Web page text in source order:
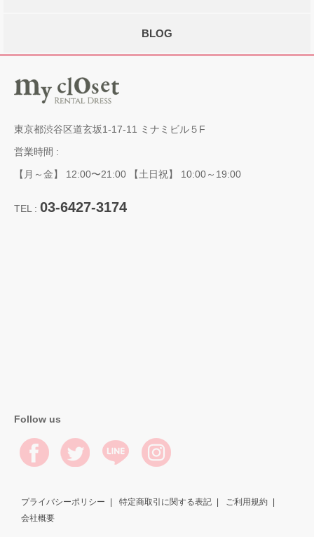
BLOG
東京都渋谷区道玄坂1-17-11 ミナミビル５F
営業時間 :
【月～金】 12:00〜21:00 【土日祝】 10:00～19:00
TEL : 03-6427-3174
Follow us
プライバシーポリシー 特定商取引に関する表記
ご利用規約
会社概要